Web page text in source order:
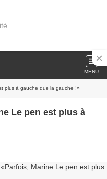
MENU
plus à gauche que la gauche !»
Le pen est plus à